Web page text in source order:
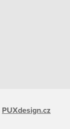
PUXdesign.cz